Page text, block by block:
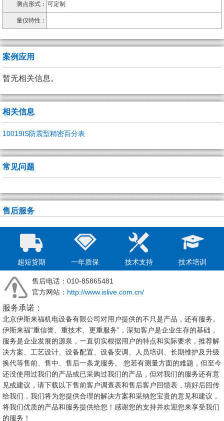
测点形式： 可定制
量仪特性：
案例应用
暂无相关信息。
相关信息
10019IS防震型精密百分表
常见问题
售后服务
超短货期 一年质保 技术支持 技术培训
售后电话：010-85865481
官方网站： http://www.islive.com.cn/
服务承诺：
北京伊斯来福机电设备有限公司对用户提供的不只是产品，还有服务。
伊斯来福“重信誉、重技术、更重服务”，深知客户是企业生存的基础，
服务是企业发展的源泉，一直切实根据用户的特点和实际要求，推荐解
决方案、工艺设计、设备配置、设备安调、人员培训、长期维护及升级
换代等售前、售中、售后一条龙服务。 您若有测量方面的难题，但至今
还没使用过我们的产品或已采购过我们的产品，但对我们的服务还有意
见或建议，请下载以下售前客户调查表和售后客户回馈表，填好后回传
给我们，我们将为您提供合理的解决方案和采纳您宝贵的意见和建议，
将我们优质的产品和服务提供给您！感谢您的支持并欢迎您来享受我们
的服务！